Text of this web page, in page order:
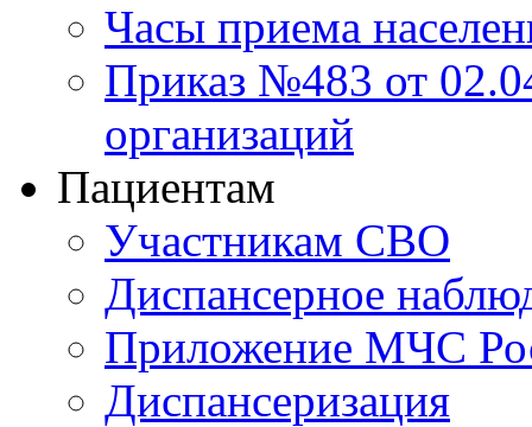
Часы приема
Приказ №483 от
организаций
Пациентам
Участникам СВО
Диспансерное
Приложение МЧС
Диспансеризация